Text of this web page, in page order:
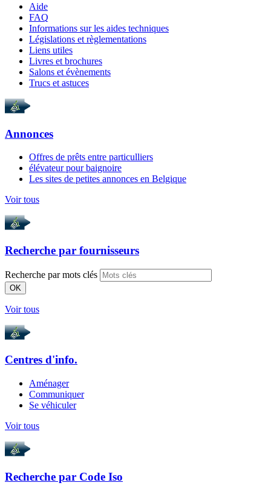
Aide
FAQ
Informations sur les aides techniques
Législations et règlementations
Liens utiles
Livres et brochures
Salons et évènements
Trucs et astuces
Annonces
Offres de prêts entre particulliers
élévateur pour baignoire
Les sites de petites annonces en Belgique
Voir tous
Recherche par fournisseurs
Recherche par mots clés
OK
Voir tous
Centres d'info.
Aménager
Communiquer
Se véhiculer
Voir tous
Recherche par Code Iso